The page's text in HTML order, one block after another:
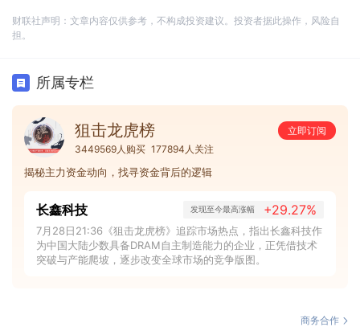
财联社声明：文章内容仅供参考，不构成投资建议。投资者据此操作，风险自
担。
所属专栏
狙击龙虎榜
立即订阅
3449569人购买 177894人关注
揭秘主力资金动向，找寻资金背后的逻辑
长鑫科技 发现至今最高涨幅 +29.27%
7月28日21:36《狙击龙虎榜》追踪市场热点，指出长鑫科技作
为中国大陆少数具备DRAM自主制造能力的企业，正凭借技术
突破与产能爬坡，逐步改变全球市场的竞争版图。
商务合作